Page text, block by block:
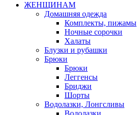
ЖЕНЩИНАМ
Домашняя одежда
Комплекты, пижамы
Ночные сорочки
Халаты
Блузки и рубашки
Брюки
Брюки
Леггенсы
Бриджи
Шорты
Водолазки, Лонгсливы
Водолазки